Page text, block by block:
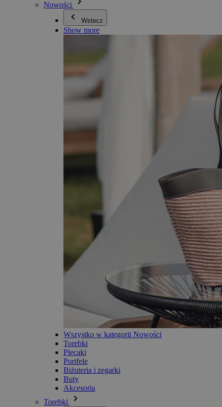
Nowości
Wstecz
Show more
Wszystko w kategorii Nowości
Torebki
Plecaki
Portfele
Biżuteria i zegarki
Buty
Akcesoria
Torebki